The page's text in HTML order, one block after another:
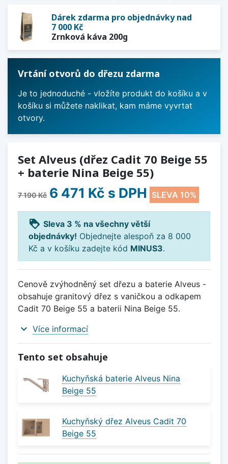
Dárek zdarma pro objednávky nad
7 000 Kč
Zrnková káva 200g
Vrtání otvorů do dřezu zdarma
Je to jednoduché - vložíte produkt do košíku a v
košíku si můžete naklikat, kam máme vyvrtat
otvory.
Set Alveus (dřez Cadit 70 Beige 55
+ baterie Nina Beige 55)
7 190 Kč 6 471 Kč s DPH SLEVA 10%
loyalty Sleva 3 % na všechny větší
objednávky! Objednejte alespoň za 8 000
Kč a v košíku zadejte kód MINUS3.
Cenově zvýhodněný set dřezu a baterie Alveus -
obsahuje granitový dřez s vaničkou a odkapem
Cadit 70 Beige 55 a baterii Nina Beige 55.
expand_more Více informací
Tento set obsahuje
Kuchyňská baterie Alveus Nina
Beige 55
Kuchyňský dřez Alveus Cadit 70
Beige 55